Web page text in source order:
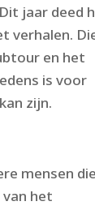
jaar deed
verhalen.
en het
is voor
zijn.
mensen
het